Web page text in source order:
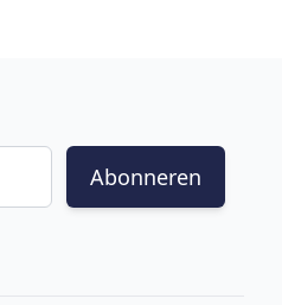
Abonneren